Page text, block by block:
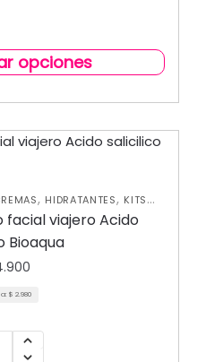
opciones
, HIDRATANTES, KITS
, SKIN CARE FACIAL
facial viajero Acido
Bioaqua
$ 2.980